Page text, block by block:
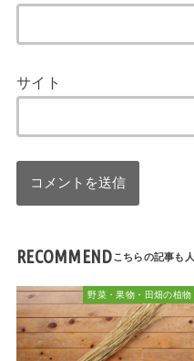
サイト
RECOMMEND
野菜・果物・田畑の植物